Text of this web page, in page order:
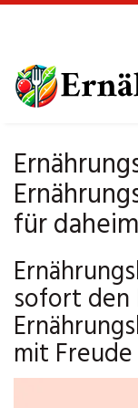
main
content
für
sofort den
mit